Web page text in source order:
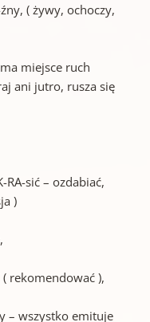
( żywy, ochoczy,
miejsce ruch
ani jutro, rusza się
RA-sić – ozdabiać,
)
( rekomendować ),
– wszystko emituje